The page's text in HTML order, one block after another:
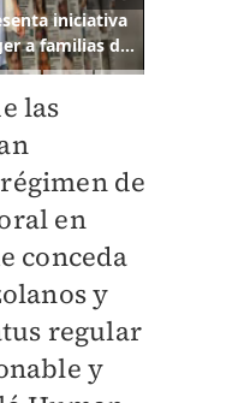
las
de
en
conceda
y
regular
y